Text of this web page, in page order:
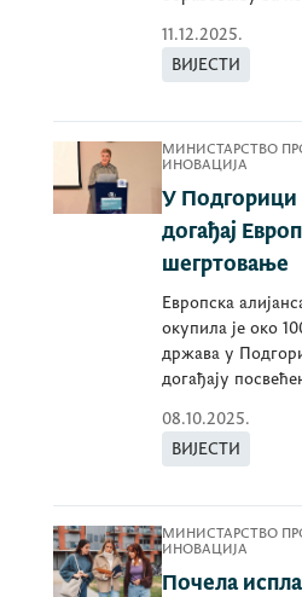
11.12.2025.
ВИЈЕСТИ
МИНИСТАРСТВО
ИНОВАЦИЈА
У Подгорици
догађај
шегртовање
Европска
окупила је око
држава у
догађају
08.10.2025.
ВИЈЕСТИ
МИНИСТАРСТВО
ИНОВАЦИЈА
Почела